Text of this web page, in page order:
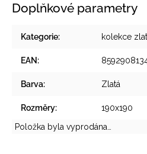
Doplňkové parametry
Kategorie: kolekce
EAN :
Barva: Zlatá
Rozměry:
190x190
Položka byla vyprodána…